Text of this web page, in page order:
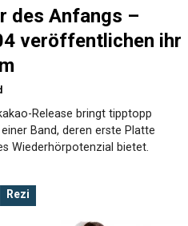
des Anfangs –
veröffentlichen ihr
Release bringt tipptopp
Band, deren erste Platte
Wiederhörpotenzial bietet.
Rezi